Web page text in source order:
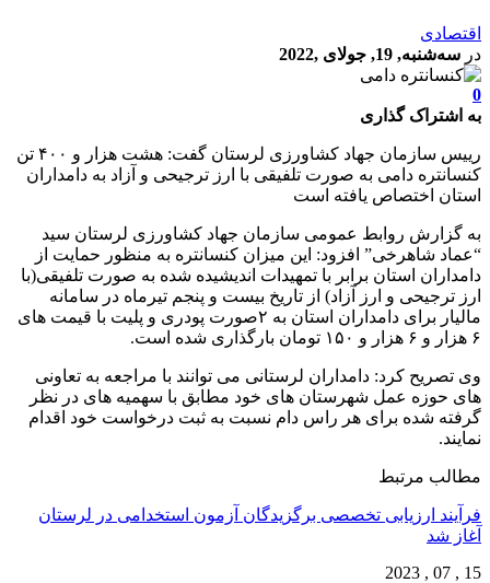
اقتصادی
در سه‌شنبه, 19, جولای ,2022
0
به اشتراک گذاری
رییس سازمان جهاد کشاورزی لرستان گفت: هشت هزار و ۴۰۰ تن
کنسانتره دامی به صورت تلفیقی با ارز ترجیحی و آزاد به دامداران
استان اختصاص یافته است
به گزارش روابط عمومی سازمان جهاد کشاورزی لرستان سید
“عماد شاهرخی” افزود: این میزان کنسانتره به منظور حمایت از
دامداران استان برابر با تمهیدات اندیشیده شده به صورت تلفیقی(با
ارز ترجیحی و ارز آزاد) از تاریخ بیست و پنجم تیرماه در سامانه
مالیار برای دامداران استان به ۲صورت پودری و پلیت با قیمت های
۶ هزار و ۶ هزار و ۱۵۰ تومان بارگذاری شده است.
وی تصریح کرد: دامداران لرستانی می توانند با مراجعه به تعاونی
های حوزه عمل شهرستان های خود مطابق با سهمیه های در نظر
گرفته شده برای هر راس دام نسبت به ثبت درخواست خود اقدام
نمایند.
مطالب مرتبط
فرآیند ارزیابی تخصصی برگزیدگان آزمون استخدامی در لرستان
آغاز شد
15 , 07 , 2023